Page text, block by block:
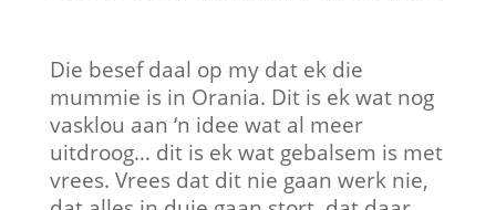
Die besef daal op my dat ek die
mummie is in Orania. Dit is ek wat nog
vasklou aan ‘n idee wat al meer
uitdroog… dit is ek wat gebalsem is met
vrees. Vrees dat dit nie gaan werk nie,